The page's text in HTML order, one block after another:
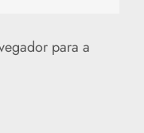
para a